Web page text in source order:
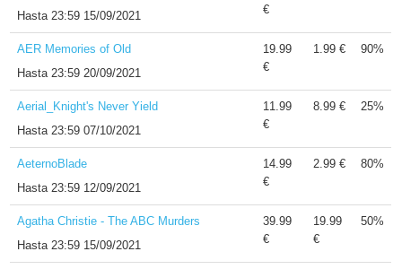
Hasta23:59 15/09/2021
€
AER Memories of Old
Hasta23:59 20/09/2021
19.99
€
1.99 € 90%
Aerial_Knight's Never Yield
Hasta23:59 07/10/2021
11.99
€
8.99 € 25%
AeternoBlade
Hasta23:59 12/09/2021
14.99
€
2.99 € 80%
Agatha Christie - The ABC Murders
Hasta23:59 15/09/2021
39.99
€
19.99
€
50%